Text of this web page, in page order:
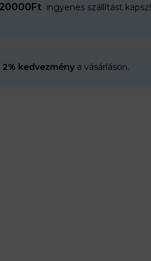
20000Ft ingyenes szállítást kapsz!
2% kedvezmény a vásárláson.